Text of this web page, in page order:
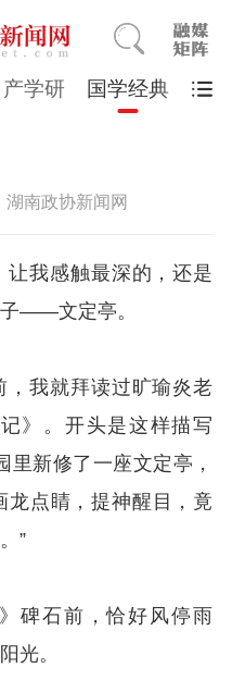
产学研 国学经典
湖南政协新闻网
我感触最深的，还是
——文定亭。
，我就拜读过旷瑜炎老
》。开头是这样描写
里新修了一座文定亭，
龙点睛，提神醒目，竟
”
碑石前，恰好风停雨
光。